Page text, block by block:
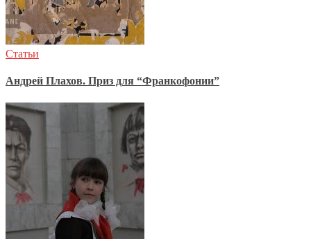
Статьи
Андрей Плахов. Приз для “Франкофонии”